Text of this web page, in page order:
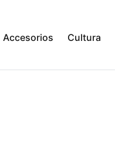
Accesorios Cultura